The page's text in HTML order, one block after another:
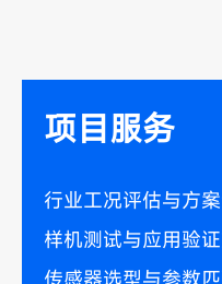
项目服务
行业工况评估与方
样机测试与应用验
传感器选型与参数